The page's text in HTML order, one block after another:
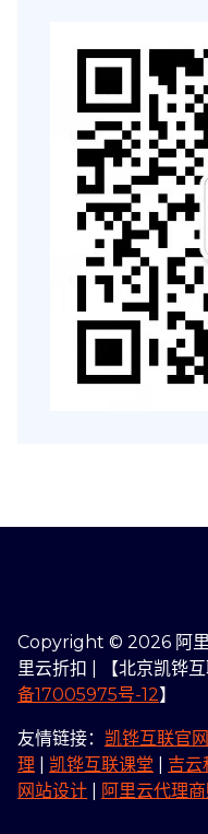
Copyright © 2026 阿里
里云折扣 | 【北京凯铧
备17005975号-12】
友情链接： 凯铧互联官网
理
凯铧互联课堂 吉云
网站设计
阿里云代理